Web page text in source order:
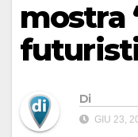
mostra
Di
GIU 23,